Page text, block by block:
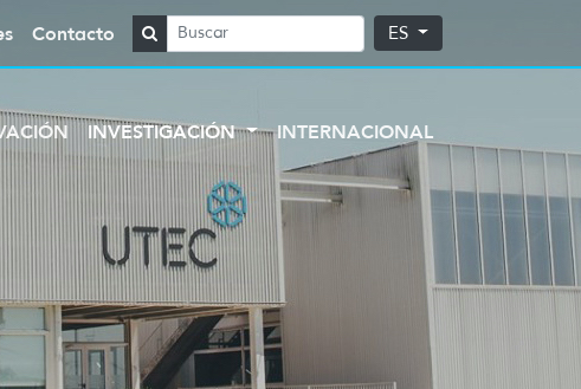
Contacto ES
INVESTIGACIÓN INTERNACIONAL